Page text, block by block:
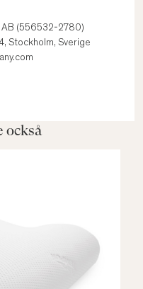
AB (556532-2780)
Stockholm, Sverige
också